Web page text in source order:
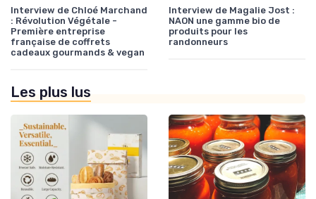
Interview de Chloé Marchand
: Révolution Végétale -
Première entreprise
française de coffrets
cadeaux gourmands & vegan
Interview de Magalie Jost :
NAON une gamme bio de
produits pour les
randonneurs
Les plus lus